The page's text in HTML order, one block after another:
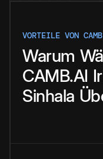
VORTEILE VON
Warum
CAMB.AI
Sinhala